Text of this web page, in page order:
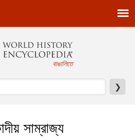
বাঙালিতে
❯
সাম্রাজ্য